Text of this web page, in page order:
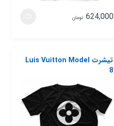
624,000 تومان
تیشرت Luis Vuitton Model
8